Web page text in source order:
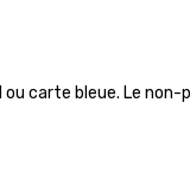
ou carte bleue. Le